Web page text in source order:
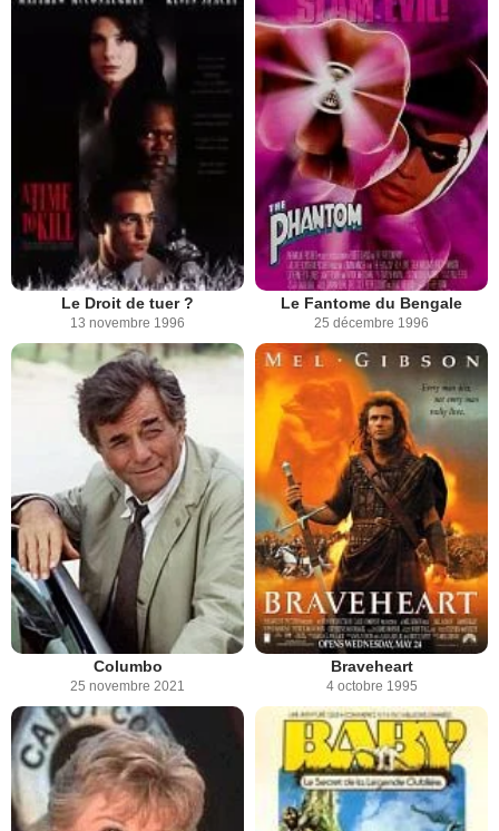
Le Droit de tuer ?
13 novembre 1996
Le Fantome du Bengale
25 décembre 1996
Columbo
25 novembre 2021
Braveheart
4 octobre 1995